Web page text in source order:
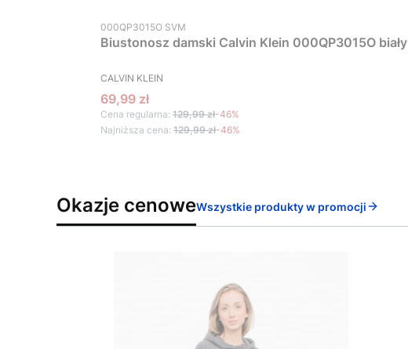
Kod produktu
000QP3015O SVM
Biustonosz damski Calvin Klein 000QP3015O biały
PRODUCENT
CALVIN KLEIN
Cena promocyjna
69,99 zł
Cena regularna: 129,99 zł-46%
Najniższa cena: 129,99 zł-46%
Okazje cenoweWszystkie produkty w promocji